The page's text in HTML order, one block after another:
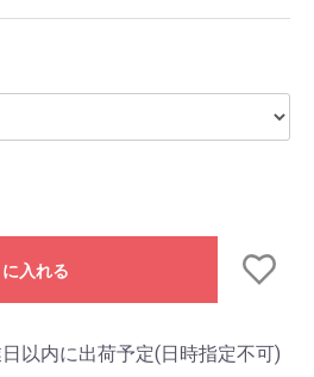
入れる
以内に出荷予定(日時指定不可)